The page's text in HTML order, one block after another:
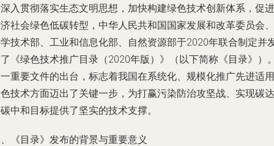
入贯彻落实生态文明思想，加快构建绿色技术创新体系，促进
社会绿色低碳转型，中华人民共和国国家发展和改革委员会、
技术部、工业和信息化部、自然资源部于2020年联合制定并
《绿色技术推广目录（2020年版）》（以下简称《目录》）
重要文件的出台，标志着我国在系统化、规模化推广先进适用
技术方面迈出了关键一步，为打赢污染防治攻坚战、实现碳达
中和目标提供了坚实的技术支撑。
《目录》发布的背景与重要意义